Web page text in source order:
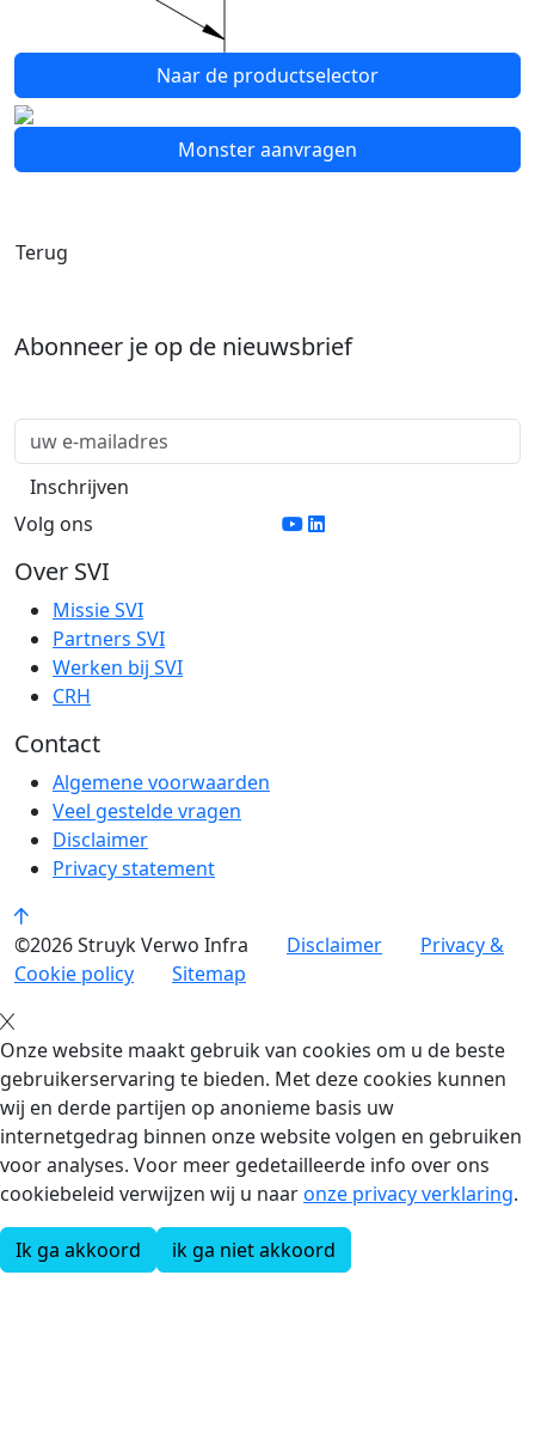
Naar de productselector
Monster aanvragen
Terug
Abonneer je op de nieuwsbrief
Volg ons
Over SVI
Missie SVI
Partners SVI
Werken bij SVI
CRH
Contact
Algemene voorwaarden
Veel gestelde vragen
Disclaimer
Privacy statement
©2026 Struyk Verwo Infra Disclaimer
Privacy &
Cookie policy
Sitemap
Onze website maakt gebruik van cookies om u de beste
gebruikerservaring te bieden. Met deze cookies kunnen
wij en derde partijen op anonieme basis uw
internetgedrag binnen onze website volgen en gebruiken
voor analyses. Voor meer gedetailleerde info over ons
cookiebeleid verwijzen wij u naaronze privacy verklaring.
Ik ga akkoord ik ga niet akkoord